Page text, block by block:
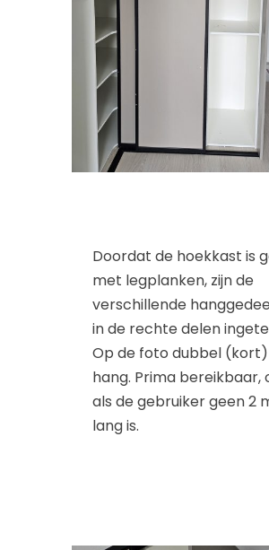
Doordat de hoekkast is
met legplanken, zijn de
verschillende
in de rechte delen
Op de foto dubbel (kort)
hang. Prima bereikbaar,
als de gebruiker geen 2
lang is.